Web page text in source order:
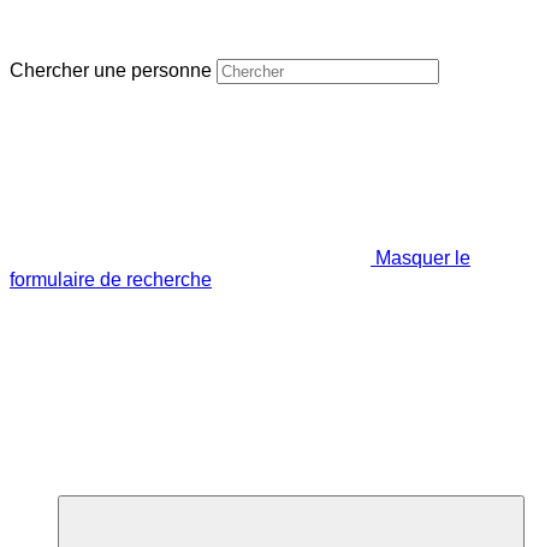
Chercher une personne
Masquer le
formulaire de recherche